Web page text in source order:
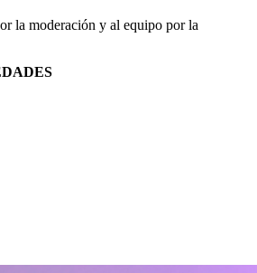
la moderación y al equipo por la